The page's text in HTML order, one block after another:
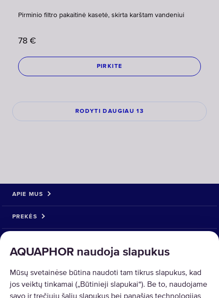
Pirminio filtro pakaitinė kasetė, skirta karštam vandeniui
78 €
PIRKITE
RODYTI DAUGIAU 13
AQUAPHOR naudoja slapukus
Mūsų svetainėse būtina naudoti tam tikrus slapukus, kad
jos veiktų tinkamai („Būtinieji slapukai“). Be to, naudojame
APIE MUS
PREKĖS